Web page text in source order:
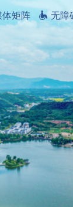
体矩阵 无障